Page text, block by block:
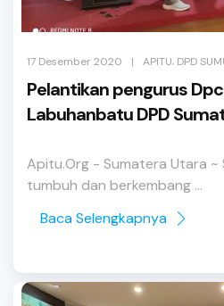
17 Desember 2020 | APITU, DPD
Pelantikan pengurus
Labuhanbatu DPD
Apitu.Org - Sumatera Utara
tumbuh dan berkembang ...
Baca Selengkapnya